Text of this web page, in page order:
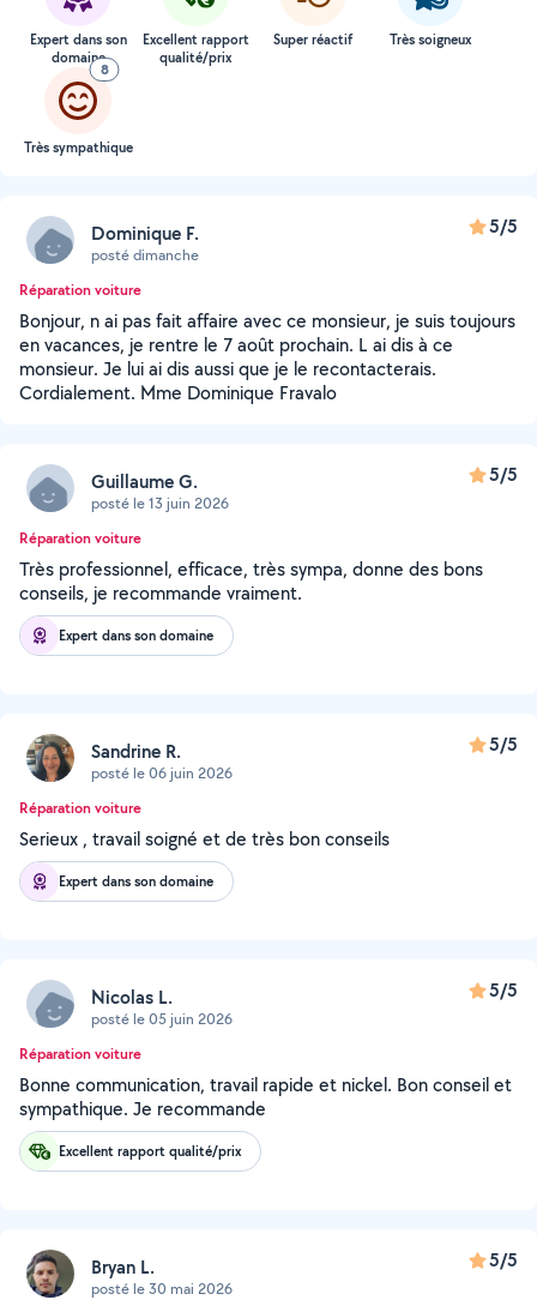
Expert dans son
domaine
Excellent rapport
qualité/prix
Super réactif
Très soigneux
8
Très sympathique
Dominique F.
posté dimanche
5/5
Réparation voiture
Bonjour, n ai pas fait affaire avec ce monsieur, je suis toujours
en vacances, je rentre le 7 août prochain. L ai dis à ce
monsieur. Je lui ai dis aussi que je le recontacterais.
Cordialement. Mme Dominique Fravalo
Guillaume G.
posté le 13 juin 2026
5/5
Réparation voiture
Très professionnel, efficace, très sympa, donne des bons
conseils, je recommande vraiment.
Expert dans son domaine
Sandrine R.
posté le 06 juin 2026
5/5
Réparation voiture
Serieux , travail soigné et de très bon conseils
Expert dans son domaine
Nicolas L.
posté le 05 juin 2026
5/5
Réparation voiture
Bonne communication, travail rapide et nickel. Bon conseil et
sympathique. Je recommande
Excellent rapport qualité/prix
Bryan L.
posté le 30 mai 2026
5/5